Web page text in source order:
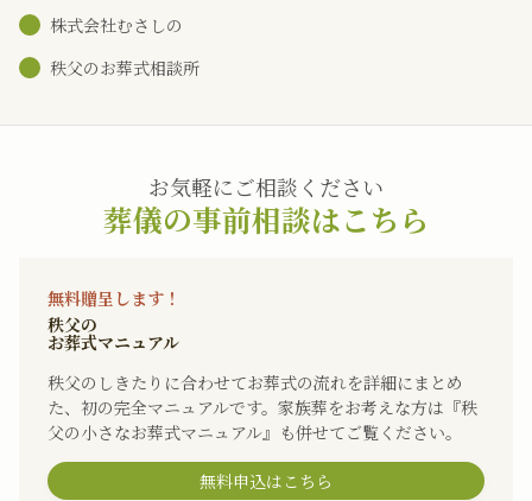
株式会社むさしの
秩父のお葬式相談所
お気軽にご相談ください
葬儀の事前相談はこちら
無料贈呈します！
秩父の
お葬式マニュアル
秩父のしきたりに合わせてお葬式の流れを詳細にまとめ
た、初の完全マニュアルです。家族葬をお考えな方は『秩
父の小さなお葬式マニュアル』も併せてご覧ください。
無料申込はこちら